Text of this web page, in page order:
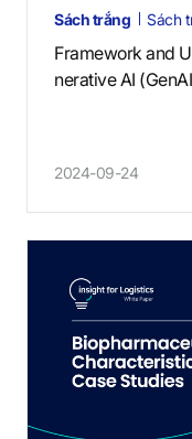
Sách trắng Sách
Framework and
nerative AI
2024-09-24